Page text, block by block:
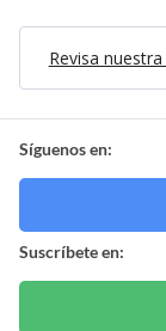
Revisa
Síguenos en:
Suscríbete en: